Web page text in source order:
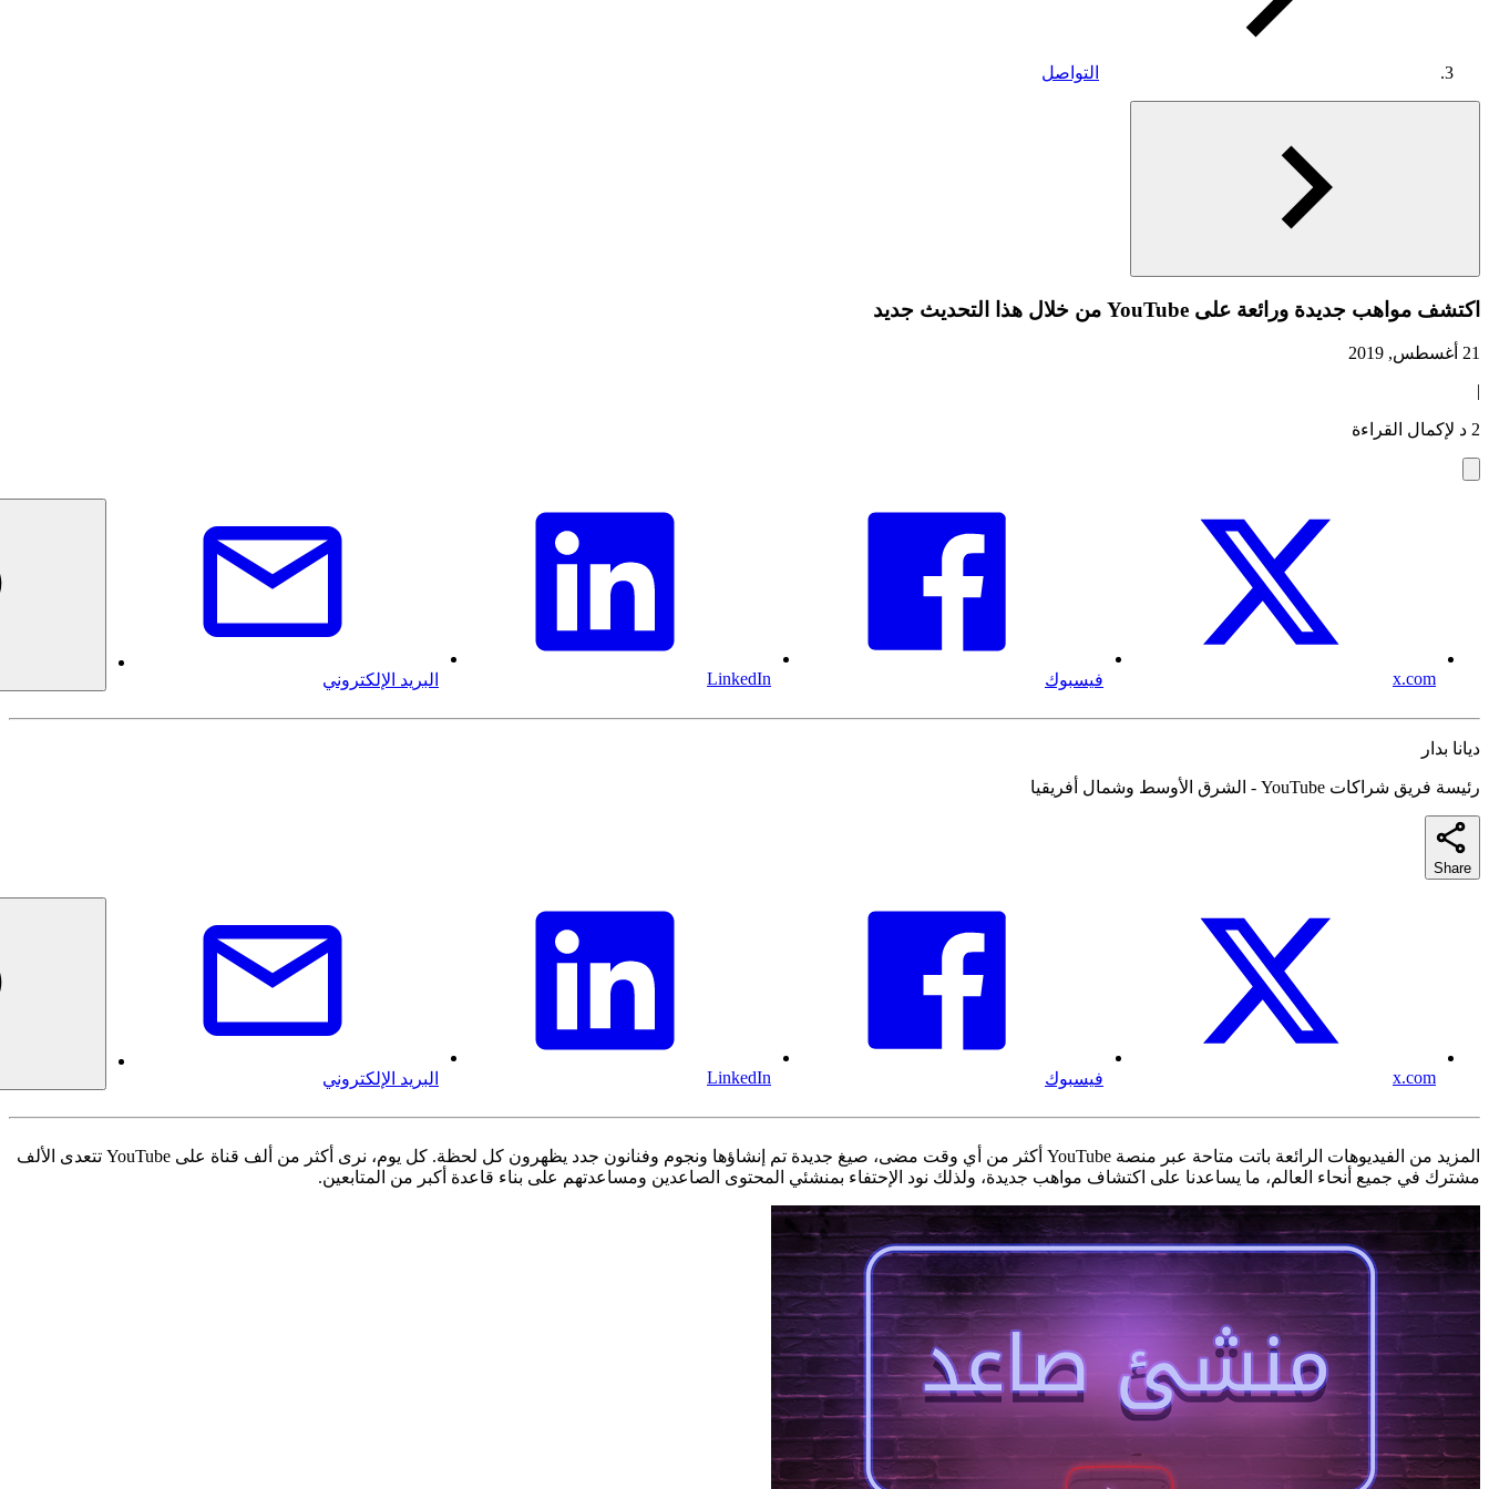
التواصل
اكتشف مواهب جديدة ورائعة على YouTube من خلال هذا التحديث جديد
21 أغسطس, 2019
|
2 د لإكمال القراءة
x.com فيسبوك LinkedIn البريد الإلكتروني
ديانا بدار
رئيسة فريق شراكات YouTube - الشرق الأوسط وشمال أفريقيا
Share
x.com فيسبوك LinkedIn البريد الإلكتروني
المزيد من الفيديوهات الرائعة باتت متاحة عبر منصة YouTube أكثر من أي وقت مضى، صيغ جديدة تم إنشاؤها ونجوم وفنانون جدد يظهرون كل لحظة. كل يوم، نرى أكثر من ألف قناة على YouTube تتعدى الألف
مشترك في جميع أنحاء العالم، ما يساعدنا على اكتشاف مواهب جديدة، ولذلك نود الإحتفاء بمنشئي المحتوى الصاعدين ومساعدتهم على بناء قاعدة أكبر من المتابعين.